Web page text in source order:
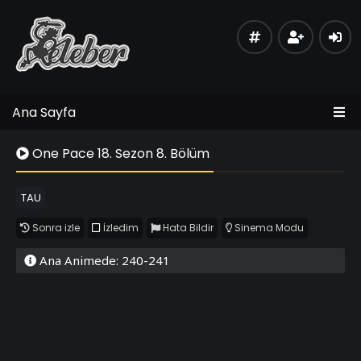
Ana Sayfa
One Pace 18. Sezon 8. Bölüm
TAU
Sonra izle İzledim Hata Bildir Sinema Modu
Ana Animede: 240-241